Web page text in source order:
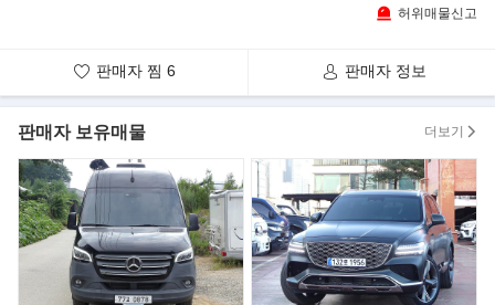
출시..
메르세데스-벤츠의 대표 밴이다. 이번에 선보이는 3세대 스프린터
국내에는 뉴 스프린터 투어러의 319 CDI와 519 CDI 등 2종을 선보
인다.
허위매물신고
판매자 찜 6 판매자 정보
판매자 보유매물 더보기